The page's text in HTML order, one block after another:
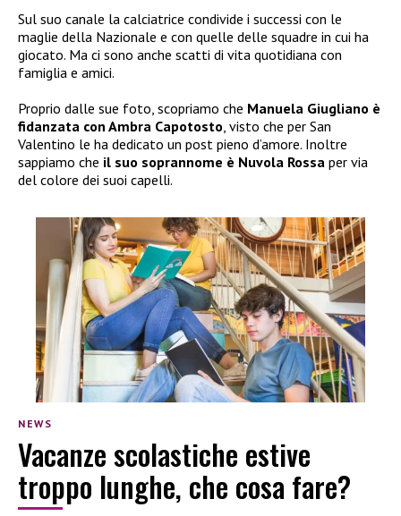
Sul suo canale la calciatrice condivide i successi con le
maglie della Nazionale e con quelle delle squadre in cui ha
giocato. Ma ci sono anche scatti di vita quotidiana con
famiglia e amici.
Proprio dalle sue foto, scopriamo che Manuela Giugliano è
fidanzata con Ambra Capotosto, visto che per San
Valentino le ha dedicato un post pieno d’amore. Inoltre
sappiamo che il suo soprannome è Nuvola Rossa per via
del colore dei suoi capelli.
NEWS
Vacanze scolastiche estive
troppo lunghe, che cosa fare?